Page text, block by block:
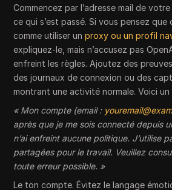
Commencez par l’adresse mail de
ce qui s’est passé. Si vous pensez que
comme utiliser unproxy ou un profil
expliquez-le, mais n’accusez pas
enfreint les règles. Ajoutez des
des journaux de connexion ou des
montrant une activité normale. Voici un
« Mon compte (email :
après que je me sois connecté depuis
n’ai enfreint aucune politique. J’utilise
partagées pour le travail. Veuillez
toute erreur possible. »
Le ton compte. Évitez le langage